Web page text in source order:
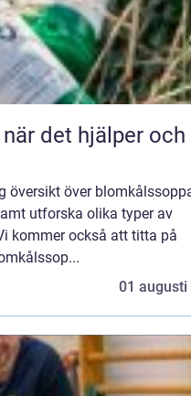
översikt över
utforska olika typer av
kommer också att titta på
01 augusti